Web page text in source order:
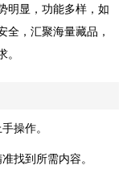
明显，功能多样，如
全，汇聚海量藏品，
。
操作。
找到所需内容。